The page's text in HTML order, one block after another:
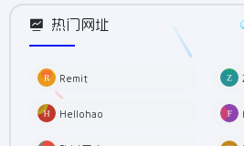
热门网址
Remit
Hellohao